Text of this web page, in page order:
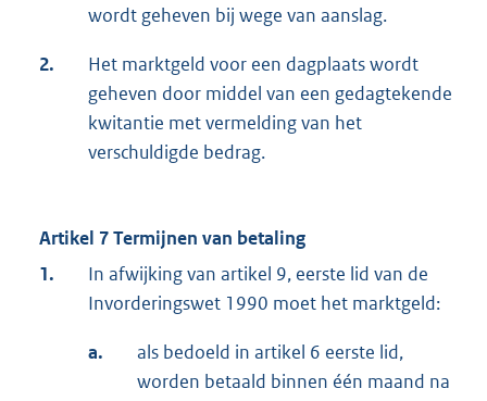
wordt geheven bij wege van aanslag.
2.
Het marktgeld voor een dagplaats wordt
geheven door middel van een gedagtekende
kwitantie met vermelding van het
verschuldigde bedrag.
Artikel 7 Termijnen van betaling
1.
In afwijking van artikel 9, eerste lid van de
Invorderingswet 1990 moet het marktgeld:
a.
als bedoeld in artikel 6 eerste lid,
worden betaald binnen één maand na